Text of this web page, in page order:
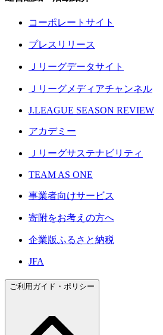
コーポレートサイト
プレスリリース
Ｊリーグデータサイト
Ｊリーグメディアチャンネル
J.LEAGUE SEASON REVIEW
アカデミー
Ｊリーグサステナビリティ
TEAM AS ONE
事業者向けサービス
寄附をお考えの方へ
企業版ふるさと納税
JFA
ご利用ガイド・ポリシー